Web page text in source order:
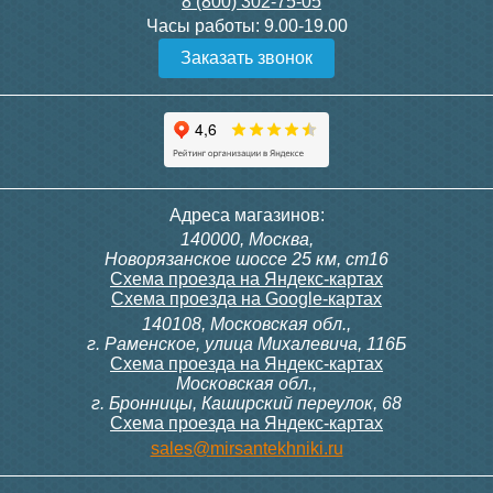
Конвектор ITT.080.200.1300
с решеткой GRILL.SGW-20-
Конвектор ITT.080.200.1000
с решеткой GRILL.SGW-20-
Конвектор ITT.080.200.1000
с решеткой GRILL.SGW-20-
Конвектор ITT.080.200.900 с
решеткой GRILL.SGA-20-
Подробнее Подробнее
3 950
11, 230В (механ.)
6 000
Часы работы: 9.00-19.00
Заказать звонок
Адреса магазинов:
140000, Москва,
Новорязанское шоссе 25 км, ст16
Схема проезда на Яндекс-картах
Схема проезда на Google-картах
140108, Московская обл.,
г. Раменское, улица Михалевича, 116Б
Схема проезда на Яндекс-картах
Московская обл.,
г. Бронницы, Каширский переулок, 68
Схема проезда на Яндекс-картах
sales@mirsantekhniki.ru